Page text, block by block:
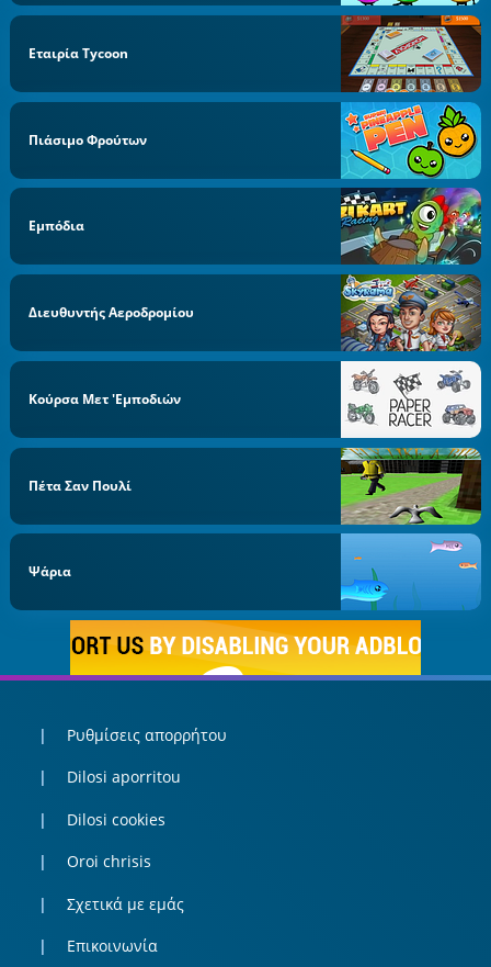
Εταιρία Tycoon
Πιάσιμο Φρούτων
Εμπόδια
Διευθυντής Αεροδρομίου
Κούρσα Μετ 'εμποδιών
Πέτα Σαν Πουλί
Ψάρια
Ρυθμίσεις απορρήτου
Dilosi aporritou
Dilosi cookies
Oroi chrisis
Σχετικά με εμάς
Επικοινωνία